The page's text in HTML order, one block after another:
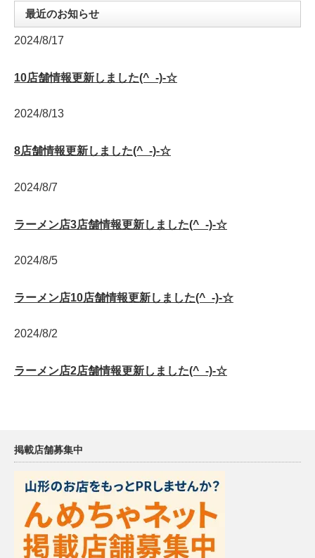
最近のお知らせ
2024/8/17
10店舗情報更新しました(^_-)-☆
2024/8/13
8店舗情報更新しました(^_-)-☆
2024/8/7
ラーメン店3店舗情報更新しました(^_-)-☆
2024/8/5
ラーメン店10店舗情報更新しました(^_-)-☆
2024/8/2
ラーメン店2店舗情報更新しました(^_-)-☆
掲載店舗募集中